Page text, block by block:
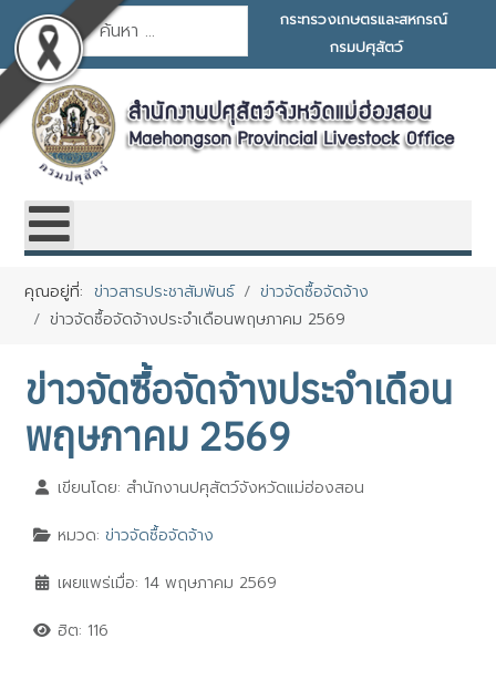
การค้นหา
กระทรวงเกษตรและสหกรณ์
กรมปศุสัตว์
คุณอยู่ที่:ข่าวสารประชาสัมพันธ์
ข่าวจัดซื้อจัดจ้าง
ข่าวจัดซื้อจัดจ้างประจำเดือนพฤษภาคม 2569
ข่าวจัดซื้อจัดจ้างประจำเดือน
พฤษภาคม 2569
เขียนโดย: สำนักงานปศุสัตว์จังหวัดแม่ฮ่องสอน
หมวด: ข่าวจัดซื้อจัดจ้าง
เผยแพร่เมื่อ: 14 พฤษภาคม 2569
ฮิต: 116